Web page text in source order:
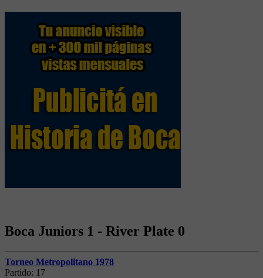
Boca Juniors 1 - River Plate 0
Torneo Metropolitano 1978
Partido: 17